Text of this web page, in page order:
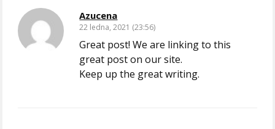
Azucena
22 ledna, 2021 (23:56)
Great post! We are linking to this
great post on our site.
Keep up the great writing.